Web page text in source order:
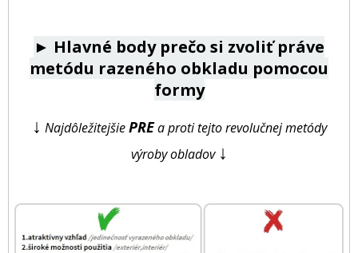
► Hlavné body prečo si zvoliť práve
metódu razeného obkladu pomocou
formy
↓ NajdôležitejšiePREa proti tejto revolučnej metódy
výroby obladov ↓